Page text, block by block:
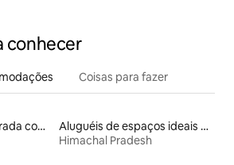
conhecer
Coisas para fazer
Aluguéis por temporada com caiaque
Aluguéis de espaços ideais para famílias
Himachal Pradesh